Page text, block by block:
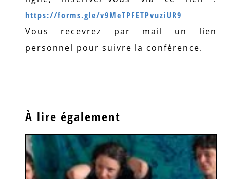
https://forms.gle/v9MeTPFETPvuziUR9
Vous recevrez par mail un lien
personnel pour suivre la conférence.
À lire également